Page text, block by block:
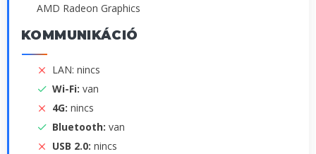
AMD Radeon Graphics
KOMMUNIKÁCIÓ
LAN: nincs
Wi-Fi: van
4G: nincs
Bluetooth: van
USB 2.0: nincs